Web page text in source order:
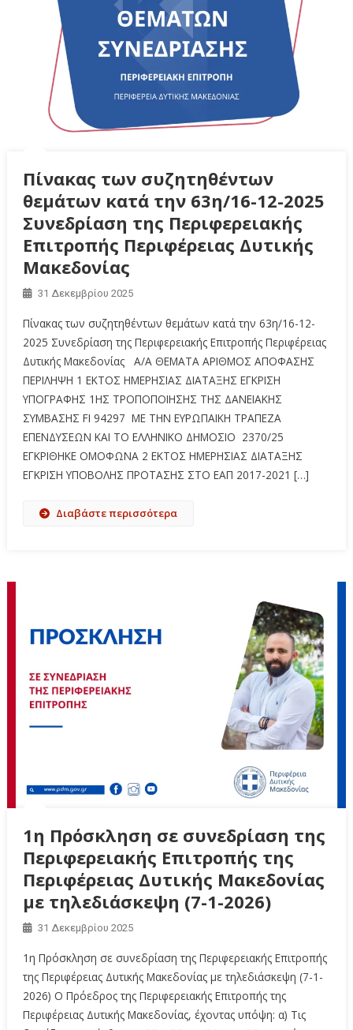
Πίνακας των συζητηθέντων
θεμάτων κατά την 63η/16-12-2025
Συνεδρίαση της Περιφερειακής
Επιτροπής Περιφέρειας Δυτικής
Μακεδονίας
31 Δεκεμβρίου 2025
Πίνακας των συζητηθέντων θεμάτων κατά την 63η/16-12-
2025 Συνεδρίαση της Περιφερειακής Επιτροπής Περιφέρειας
Δυτικής Μακεδονίας Α/Α ΘΕΜΑΤΑ ΑΡΙΘΜΟΣ ΑΠΟΦΑΣΗΣ
ΠΕΡΙΛΗΨΗ 1 ΕΚΤΟΣ ΗΜΕΡΗΣΙΑΣ ΔΙΑΤΑΞΗΣ ΕΓΚΡΙΣΗ
ΥΠΟΓΡΑΦΗΣ 1ΗΣ ΤΡΟΠΟΠΟΙΗΣΗΣ ΤΗΣ ΔΑΝΕΙΑΚΗΣ
ΣΥΜΒΑΣΗΣ FI 94297 ΜΕ ΤΗΝ ΕΥΡΩΠΑΪΚΗ ΤΡΑΠΕΖΑ
ΕΠΕΝΔΥΣΕΩΝ ΚΑΙ ΤΟ ΕΛΛΗΝΙΚΟ ΔΗΜΟΣΙΟ 2370/25
ΕΓΚΡΙΘΗΚΕ ΟΜΟΦΩΝΑ 2 ΕΚΤΟΣ ΗΜΕΡΗΣΙΑΣ ΔΙΑΤΑΞΗΣ
ΕΓΚΡΙΣΗ ΥΠΟΒΟΛΗΣ ΠΡΟΤΑΣΗΣ ΣΤΟ ΕΑΠ 2017-2021 […]
Διαβάστε περισσότερα
1η Πρόσκληση σε συνεδρίαση της
Περιφερειακής Επιτροπής της
Περιφέρειας Δυτικής Μακεδονίας
με τηλεδιάσκεψη (7-1-2026)
31 Δεκεμβρίου 2025
1η Πρόσκληση σε συνεδρίαση της Περιφερειακής Επιτροπής
της Περιφέρειας Δυτικής Μακεδονίας με τηλεδιάσκεψη (7-1-
2026) Ο Πρόεδρος της Περιφερειακής Επιτροπής της
Περιφέρειας Δυτικής Μακεδονίας, έχοντας υπόψη: α) Τις